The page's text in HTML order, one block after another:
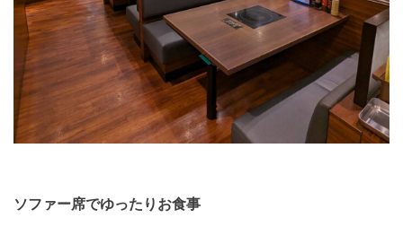
ソファー席でゆったりお食事